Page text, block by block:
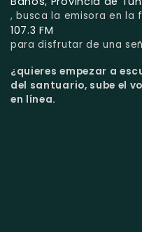
, busca la emisora en la
107.3 FM
para disfrutar de una
¿quieres empezar a
del santuario, sube el
en línea.